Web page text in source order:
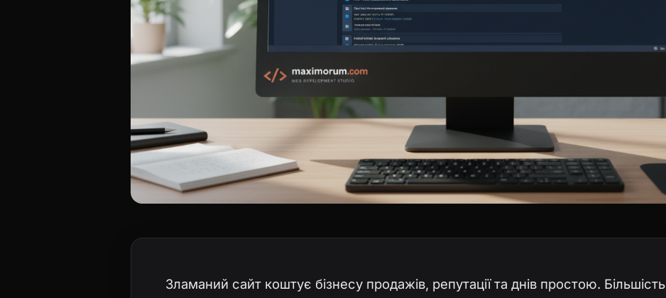
Зламаний сайт коштує бізнесу продажів, репутації та днів простою.